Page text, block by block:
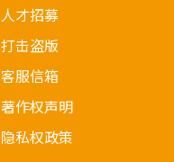
人才招募
打击盗版
客服信箱
著作权声明
隐私权政策